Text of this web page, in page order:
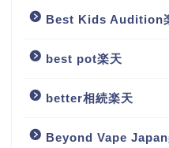
Best Kids Audition
best pot楽天
better相続楽天
Beyond Vape Japan